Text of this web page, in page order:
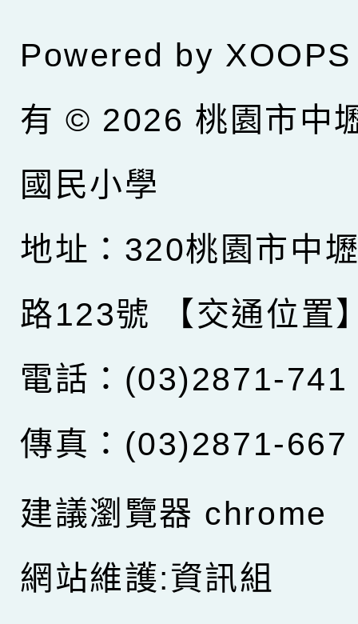
Powered by XOOPS
有 © 2026 桃園市中
國民小學
地址：320桃園市中
路123號
【交通位置
電話：(03)2871-741
傳真：(03)2871-667
建議瀏覽器 chrome
網站維護:資訊組